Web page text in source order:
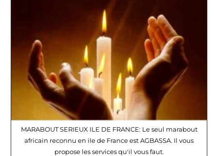
MARABOUT SERIEUX ILE DE FRANCE: Le seul marabout
africain reconnu en ile de France est AGBASSA. Il vous
propose les services qu'il vous faut.